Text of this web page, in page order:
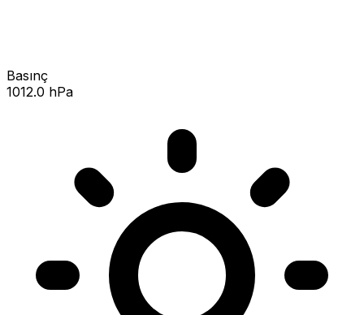
Basınç
1012.0 hPa